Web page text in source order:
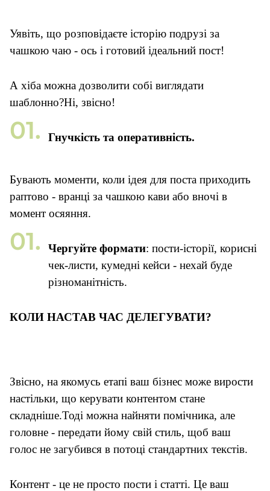
Уявіть, що розповідаєте історію подрузі за
чашкою чаю - ось і готовий ідеальний пост!
А хіба можна дозволити собі виглядати
шаблонно?Ні, звісно!
Гнучкість та оперативність.
Бувають моменти, коли ідея для поста приходить
раптово - вранці за чашкою кави або вночі в
момент осяяння.
Чергуйте формати: пости-історії, корисні
чек-листи, кумедні кейси - нехай буде
різноманітність.
КОЛИ НАСТАВ ЧАС ДЕЛЕГУВАТИ?
Звісно, на якомусь етапі ваш бізнес може вирости
настільки, що керувати контентом стане
складніше.Тоді можна найняти помічника, але
головне - передати йому свій стиль, щоб ваш
голос не загубився в потоці стандартних текстів.
Контент - це не просто пости і статті. Це ваш